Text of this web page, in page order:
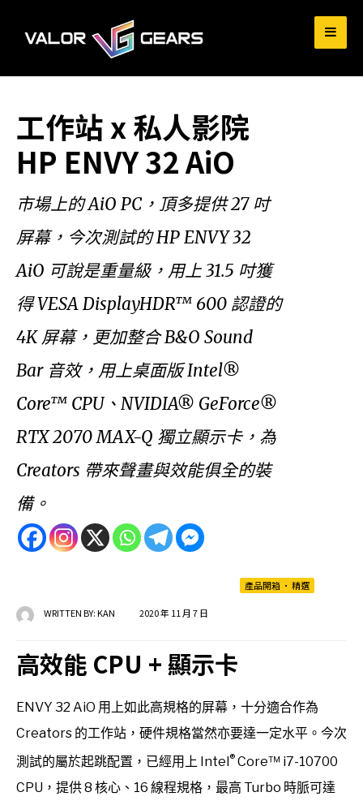
工作站 x 私人影院
HP ENVY 32 AiO
市場上的 AiO PC，頂多提供 27 吋
屏幕，今次測試的 HP ENVY 32
AiO 可說是重量級，用上 31.5 吋獲
得 VESA DisplayHDR™ 600 認證的
4K 屏幕，更加整合 B&O Sound
Bar 音效，用上桌面版 Intel®
Core™ CPU、NVIDIA® GeForce®
RTX 2070 MAX-Q 獨立顯示卡，為
Creators 帶來聲畫與效能俱全的裝
備。
產品開箱 • 精選
WRITTEN BY:KAN 2020 年 11 月 7 日
高效能 CPU + 顯示卡
ENVY 32 AiO 用上如此高規格的屏幕，十分適合作為
Creators 的工作站，硬件規格當然亦要達一定水平。今次
測試的屬於起跳配置，已經用上 Intel ®Core™ i7-10700
CPU，提供 8 核心、16 線程規格，最高 Turbo 時脈可達